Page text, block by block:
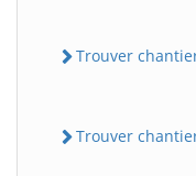
Trouver
Trouver